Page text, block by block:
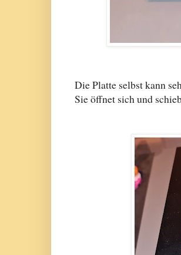
Die Platte selbst kann
Sie öffnet sich und